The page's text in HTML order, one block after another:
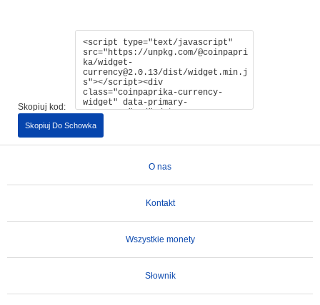
Skopiuj kod:
Skopiuj Do Schowka
O nas
Kontakt
Wszystkie monety
Słownik